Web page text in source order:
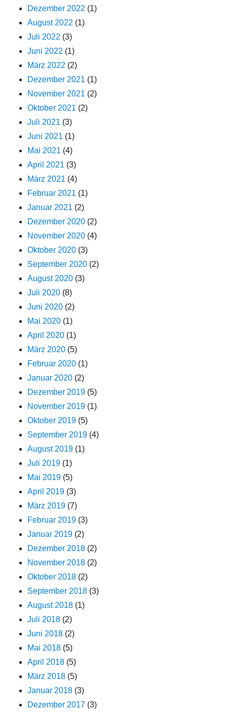
Dezember 2022 (1)
August 2022 (1)
Juli 2022 (3)
Juni 2022 (1)
März 2022 (2)
Dezember 2021 (1)
November 2021 (2)
Oktober 2021 (2)
Juli 2021 (3)
Juni 2021 (1)
Mai 2021 (4)
April 2021 (3)
März 2021 (4)
Februar 2021 (1)
Januar 2021 (2)
Dezember 2020 (2)
November 2020 (4)
Oktober 2020 (3)
September 2020 (2)
August 2020 (3)
Juli 2020 (8)
Juni 2020 (2)
Mai 2020 (1)
April 2020 (1)
März 2020 (5)
Februar 2020 (1)
Januar 2020 (2)
Dezember 2019 (5)
November 2019 (1)
Oktober 2019 (5)
September 2019 (4)
August 2019 (1)
Juli 2019 (1)
Mai 2019 (5)
April 2019 (3)
März 2019 (7)
Februar 2019 (3)
Januar 2019 (2)
Dezember 2018 (2)
November 2018 (2)
Oktober 2018 (2)
September 2018 (3)
August 2018 (1)
Juli 2018 (2)
Juni 2018 (2)
Mai 2018 (5)
April 2018 (5)
März 2018 (5)
Januar 2018 (3)
Dezember 2017 (3)